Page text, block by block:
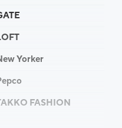
Yorker
FASHION